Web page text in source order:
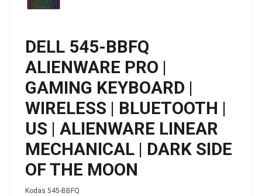
DELL 545-BBFQ
ALIENWARE PRO |
GAMING KEYBOARD |
WIRELESS | BLUETOOTH |
US | ALIENWARE LINEAR
MECHANICAL | DARK SIDE
OF THE MOON
Kodas 545-BBFQ